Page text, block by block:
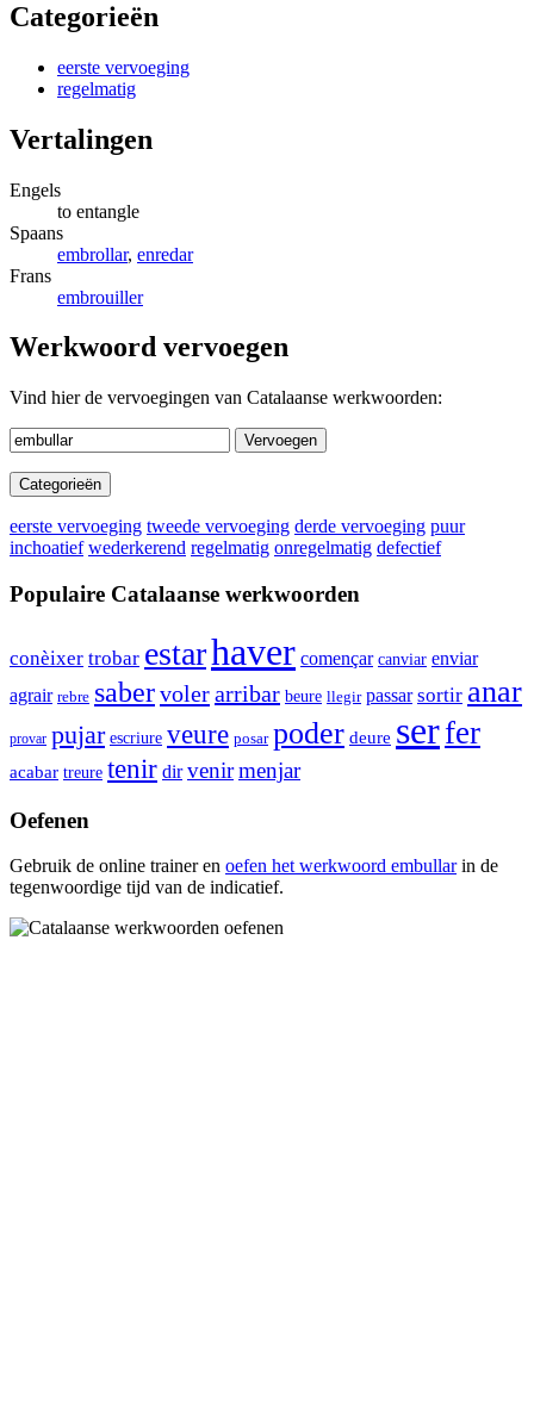
Categorieën
eerste vervoeging
regelmatig
Vertalingen
Engels
to entangle
Spaans
embrollar, enredar
Frans
embrouiller
Werkwoord vervoegen
Vind hier de vervoegingen van Catalaanse werkwoorden:
Vervoegen
Categorieën
eerste vervoeging tweede vervoeging derde vervoeging puur
inchoatief wederkerend regelmatig onregelmatig defectief
Populaire Catalaanse werkwoorden
conèixer trobar estarhaver començar canviar enviar
agrair rebre sabervolerarribar beure llegir passar sortir anar
provar pujar escriure veure posar poder deure serfer
acabar treure tenir dir venirmenjar
Oefenen
Gebruik de online trainer en oefen het werkwoord embullarin de
tegenwoordige tijd van de indicatief.